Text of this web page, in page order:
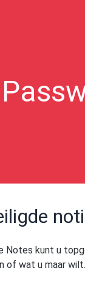
Notes kunt u
of wat u maar wilt.